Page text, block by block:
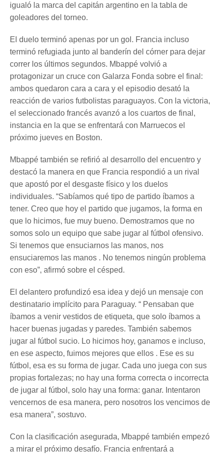
igualó la marca del capitán argentino en la tabla de
goleadores del torneo.
El duelo terminó apenas por un gol. Francia incluso
terminó refugiada junto al banderín del córner para dejar
correr los últimos segundos. Mbappé volvió a
protagonizar un cruce con Galarza Fonda sobre el final:
ambos quedaron cara a cara y el episodio desató la
reacción de varios futbolistas paraguayos. Con la victoria,
el seleccionado francés avanzó a los cuartos de final,
instancia en la que se enfrentará con Marruecos el
próximo jueves en Boston.
Mbappé también se refirió al desarrollo del encuentro y
destacó la manera en que Francia respondió a un rival
que apostó por el desgaste físico y los duelos
individuales. “Sabíamos qué tipo de partido íbamos a
tener. Creo que hoy el partido que jugamos, la forma en
que lo hicimos, fue muy bueno. Demostramos que no
somos solo un equipo que sabe jugar al fútbol ofensivo.
Si tenemos que ensuciarnos las manos, nos
ensuciaremos las manos . No tenemos ningún problema
con eso”, afirmó sobre el césped.
El delantero profundizó esa idea y dejó un mensaje con
destinatario implícito para Paraguay. “ Pensaban que
íbamos a venir vestidos de etiqueta, que solo íbamos a
hacer buenas jugadas y paredes. También sabemos
jugar al fútbol sucio. Lo hicimos hoy, ganamos e incluso,
en ese aspecto, fuimos mejores que ellos . Ese es su
fútbol, esa es su forma de jugar. Cada uno juega con sus
propias fortalezas; no hay una forma correcta o incorrecta
de jugar al fútbol, solo hay una forma: ganar. Intentaron
vencernos de esa manera, pero nosotros los vencimos de
esa manera”, sostuvo.
Con la clasificación asegurada, Mbappé también empezó
a mirar el próximo desafío. Francia enfrentará a